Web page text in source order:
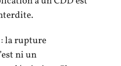
la rupture
ni un